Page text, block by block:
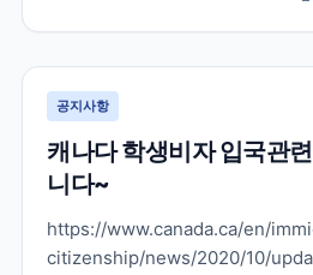
떤 부분으로 늘어날지 아직은 발
다도 그렇고 뉴질랜드도 학생비
는...
공지사항
캐나다 학생비자 입국관
니다~
https://www.canada.ca/en/
citizenship/news/2020/10/